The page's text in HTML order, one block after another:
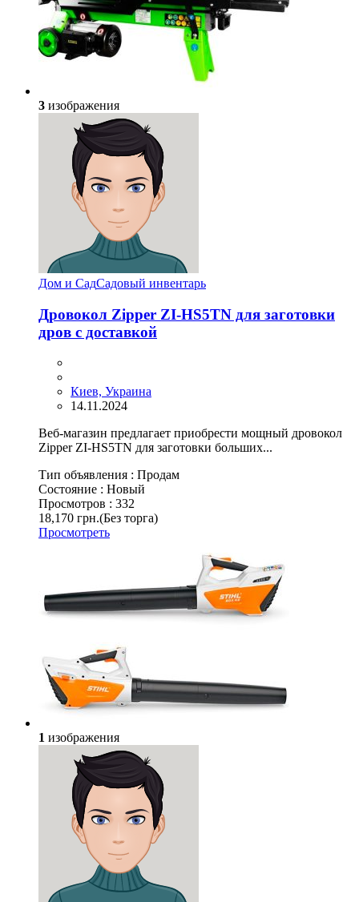
3 изображения
Дом и СадСадовый инвентарь
Дровокол Zipper ZI-HS5TN для заготовки
дров с доставкой
Киев, Украина
14.11.2024
Веб-магазин предлагает приобрести мощный дровокол
Zipper ZI-HS5TN для заготовки больших...
Тип объявления : Продам
Состояние : Новый
Просмотров : 332
18,170 грн.(Без торга)
Просмотреть
1 изображения